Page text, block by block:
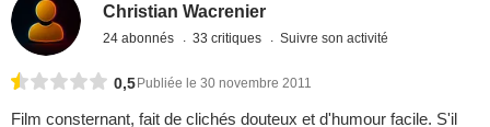
Christian Wacrenier
24 abonnés 33 critiques Suivre son activité
0,5 Publiée le 30 novembre 2011
Film consternant, fait de clichés douteux et d'humour facile. S'il